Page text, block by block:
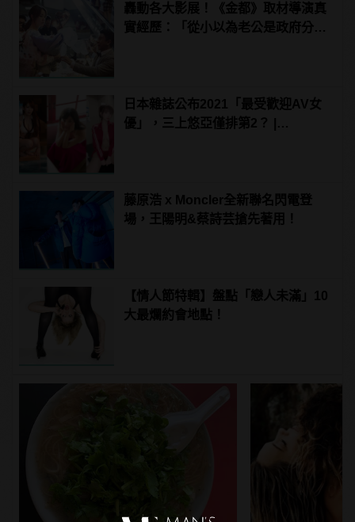
轟動各大影展！《金都》取材導演真
實經歷：「從小以為老公是政府分
日本雜誌公布2021「最受歡迎AV女
優」，三上悠亞僅排第2？ |
藤原浩 x Moncler全新聯名閃電登
場，王陽明&蔡詩芸搶先著用！
【情人節特輯】盤點「戀人未滿」10
大最爛約會地點！